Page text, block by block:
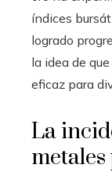
índices
logrado
la idea de
eficaz para
La